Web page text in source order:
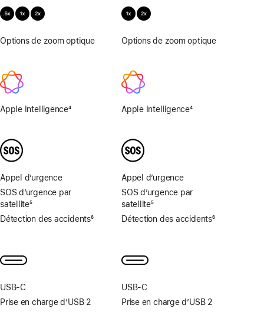
Options de zoom optique0,5,
Apple Intelligence
bas
de
4
Appel d’urgence
SOS d’urgence par
satellite
Note
page
5
Détection des accidents
bas
de
6
USB‑C
Prise en charge d’USB 2
Options de zoom optique1x,
Apple Intelligence
bas
de
4
Appel d’urgence
SOS d’urgence par
satellite
Note
page
5
Détection des accidents
bas
de
6
USB‑C
Prise en charge d’USB 2